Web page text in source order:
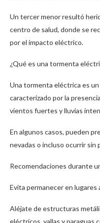
Un tercer menor resultó
centro de salud, donde se
por el impacto eléctrico.
¿Qué es una tormenta
Una tormenta eléctrica es
caracterizado por la
vientos fuertes y lluvias
En algunos casos, pueden
nevadas o incluso ocurrir sin
Recomendaciones durante
Evita permanecer en
Aléjate de estructuras
eléctricos, vallas y paraguas